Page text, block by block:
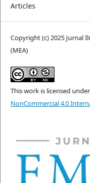
Articles
Copyright (c) 2025 Jurnal
(MEA)
This work is licensed
NonCommercial 4.0